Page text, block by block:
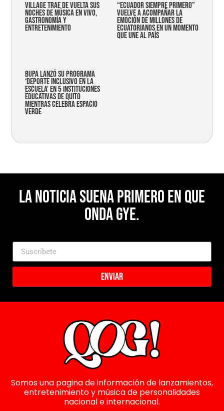
Village trae de vuelta sus
noches de música en vivo,
gastronomía y
entretenimiento
“Ecuador siempre primero”
vuelve a acompañar la
emoción de millones de
ecuatorianos en un momento
que une al país
Bupa lanzó su programa
‘Deporte Inclusivo en la
Escuela’ en 5 instituciones
educativas de Quito
mientras celebra espacio
verde
La noticia suena primero en Que
Onda Gye.
Enviar
Somos una pagina de información de lanzamientos,
entretenimiento y música de personalidades
nacional e internacional.